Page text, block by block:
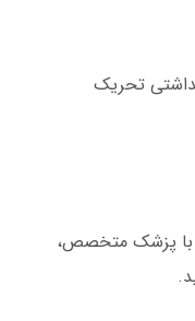
تحریک
با پزشک متخصص،